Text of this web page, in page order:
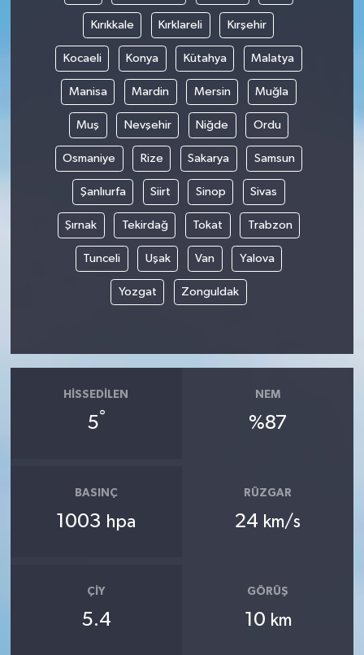
Kırıkkale Kırklareli Kırşehir
Kocaeli Konya Kütahya Malatya
Manisa Mardin Mersin Muğla
Muş Nevşehir Niğde Ordu
Osmaniye Rize Sakarya Samsun
Şanlıurfa Siirt Sinop Sivas
Şırnak Tekirdağ Tokat Trabzon
Tunceli Uşak Van Yalova
Yozgat Zonguldak
HISSEDILEN
5°
NEM
%87
BASINÇ
1003 hpa
RÜZGAR
24 km/s
ÇIY
5.4
GÖRÜŞ
10 km